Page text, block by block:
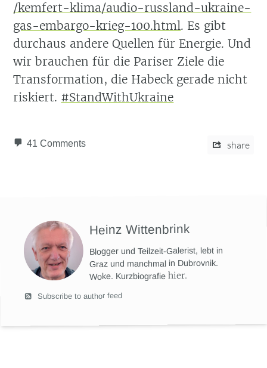
/kemfert-klima/audio-russland-ukraine-
gas-embargo-krieg-100.html. Es gibt
durchaus andere Quellen für Energie. Und
wir brauchen für die Pariser Ziele die
Transformation, die Habeck gerade nicht
riskiert. #StandWithUkraine
41 Comments share
Heinz Wittenbrink
Blogger und Teilzeit-Galerist, lebt in
Graz und manchmal in Dubrovnik.
Woke. Kurzbiografiehier.
Subscribe to author feed